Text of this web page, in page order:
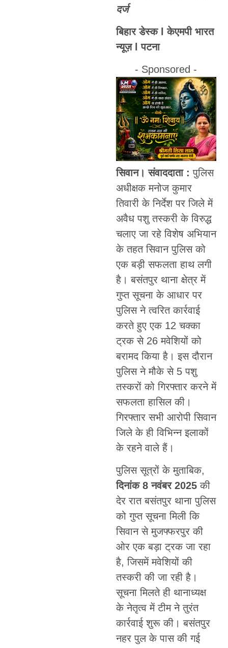
दर्ज
बिहार डेस्क l केएमपी भारत
न्यूज़ l पटना
- Sponsored -
सिवान। संवाददाता :पुलिस
अधीक्षक मनोज कुमार
तिवारी के निर्देश पर जिले में
अवैध पशु तस्करी के विरुद्ध
चलाए जा रहे विशेष अभियान
के तहत सिवान पुलिस को
एक बड़ी सफलता हाथ लगी
है। बसंतपुर थाना क्षेत्र में
गुप्त सूचना के आधार पर
पुलिस ने त्वरित कार्रवाई
करते हुए एक 12 चक्का
ट्रक से 26 मवेशियों को
बरामद किया है। इस दौरान
पुलिस ने मौके से 5 पशु
तस्करों को गिरफ्तार करने में
सफलता हासिल की।
गिरफ्तार सभी आरोपी सिवान
जिले के ही विभिन्न इलाकों
के रहने वाले हैं।
पुलिस सूत्रों के मुताबिक,
दिनांक 8 नवंबर 2025की
देर रात बसंतपुर थाना पुलिस
को गुप्त सूचना मिली कि
सिवान से मुजफ्फरपुर की
ओर एक बड़ा ट्रक जा रहा
है, जिसमें मवेशियों की
तस्करी की जा रही है।
सूचना मिलते ही थानाध्यक्ष
के नेतृत्व में टीम ने तुरंत
कार्रवाई शुरू की। बसंतपुर
नहर पुल के पास की गई